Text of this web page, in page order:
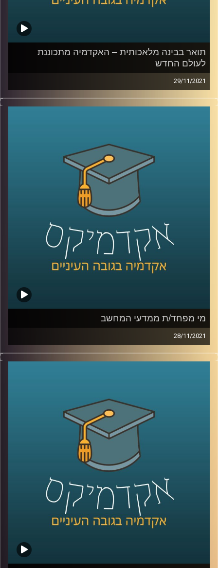
קרדיט תמונות: AudioVersity
תואר בבינה מלאכותית – האקדמיה מתכוננת
לעולם החדש
29/11/2021
לאחרונה נפתחה באוניברסיטת רייכמן האפשרות ללמוד תואר
שני שעוסק במדעי הנתונים ולמידה חישובית (נקרא לעיתים גם
בפרק זה התארח פרופ' אריאל (אריק) שמיר, הדיקן היוצא של
בית הספר אפי ארזי למדעי המחשב. יחד שוחחנו, בגובה
העיינים, על מקצועות העולם החדש, בינתחומיות, שיתוף
פעולה בין סטודנטים ממקצועות שונים וכמובן, למידה
לשיחה עם פרופ' אריאל (אריק) שמיר בנושא "מי מפחד/ת
ממדעי המחשב" –
לחצו כאן
לשיחה עם פרופ' אריאל (אריק) שמיר בנושא "DIY הדור הבא"
מי מפחד/ת ממדעי המחשב
28/11/2021
כשבועיים לפני פתיחת השנה האקדמית פורסמהכתבה
שכותרתה "העשירים לומדים מחשבים העניים לומדים חינוך".
סוציו-אקונומי גבוה. אז מה עושים כדי לשנות את המצב?
פרופ' אריאל (אריק) שמיר הדיקן היוצא של בית הספר אפי
ארזי למדעי המחשב, מדבר על החשיבות ללמד מקצועות
טכנולוגיים כבר מגיל צעיר, לפני שהילדים מוסללים וגם איך
צריך ללמד באופן שיתאם לשוק העבודה של המאה ה-21.
לשיחה עם פרופ' אריאל (אריק) שמיר בנושא תואר בבינה
מלאכותית –לחצו כאן
לשיחה עם פרופ' אריאל (אריק) שמיר בנושא "DIY הדור הבא"